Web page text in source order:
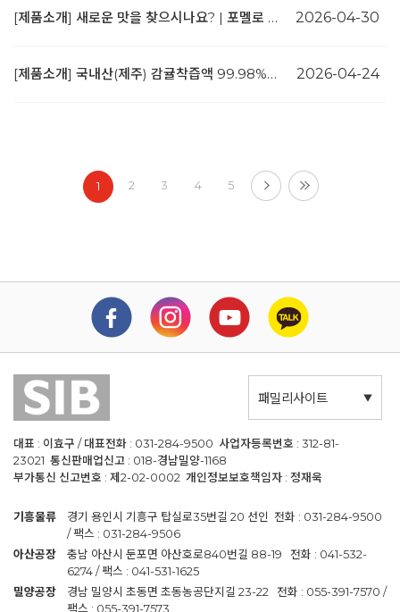
[제품소개] 새로운 맛을 찾으시나요? | 포멜로 망고 콩피 2026-04-30
[제품소개] 국내산(제주) 감귤착즙액 99.98%의 제주 감귤 퓨레를 소개합니다. 2026-04-24
1 2 3 4 5
패밀리사이트
대표 : 이효구 / 대표전화 : 031-284-9500 사업자등록번호 : 312-81-
23021 통신판매업신고 : 018-경남밀양-1168
부가통신 신고번호 : 제2-02-0002 개인정보보호책임자 : 정재욱
기흥물류
경기 용인시 기흥구 탑실로35번길 20 선인 전화 : 031-284-9500
/ 팩스 : 031-284-9506
아산공장
충남 아산시 둔포면 아산호로840번길 88-19 전화 : 041-532-
6274 / 팩스 : 041-531-1625
밀양공장
경남 밀양시 초동면 초동농공단지길 23-22 전화 : 055-391-7570 /
팩스 : 055-391-7573